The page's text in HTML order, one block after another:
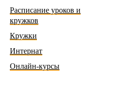
Расписание уроков и
кружков
Кружки
Интернат
Онлайн-курсы